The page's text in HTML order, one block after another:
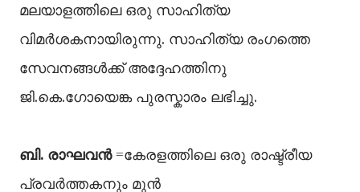
മലയാളത്തിലെ ഒരു സാഹിത്യ
വിമർശകനായിരുന്നു. സാഹിത്യ രംഗത്തെ
സേവനങ്ങൾക്ക് അദ്ദേഹത്തിനു
ജി.കെ.ഗോയെങ്ക പുരസ്കാരം ലഭിച്ചു.
ബി. രാഘവൻ=കേരളത്തിലെ ഒരു രാഷ്ട്രീയ
പ്രവർത്തകനും മുൻ